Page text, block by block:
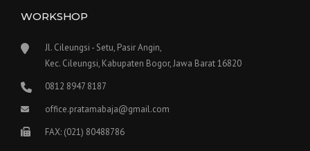
WORKSHOP
Jl. Cileungsi - Setu, Pasir Angin,
Kec. Cileungsi, Kabupaten Bogor, Jawa Barat 16820
0812 8947 8187
office.pratamabaja@gmail.com
FAX: (021) 80488786